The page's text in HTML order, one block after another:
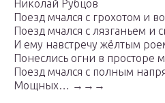
Николай Рубцов
Поезд мчался с грохотом и
Поезд мчался с лязганьем и
И ему навстречу жёлтым
Понеслись огни в просторе
Поезд мчался с полным
Мощных… →→→